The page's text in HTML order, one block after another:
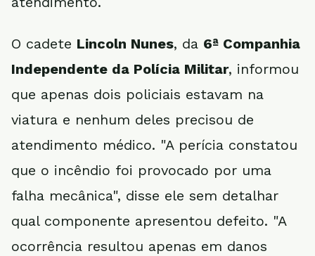
O cadete Lincoln Nunes, da 6ª Companhia
Independente da Polícia Militar, informou
que apenas dois policiais estavam na
viatura e nenhum deles precisou de
atendimento médico. "A perícia constatou
que o incêndio foi provocado por uma
falha mecânica", disse ele sem detalhar
qual componente apresentou defeito. "A
ocorrência resultou apenas em danos